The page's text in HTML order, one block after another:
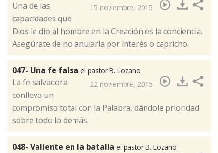
15 noviembre, 2015
​Una de las
capacidades que
Dios le dio al hombre en la Creación es la conciencia.
Asegúrate de no anularla por interés o capricho.
047- Una fe falsa el pastor B. Lozano
22 noviembre, 2015
​La fe salvadora
conlleva un
compromiso total con la Palabra, dándole prioridad
sobre todo lo demás.
048- Valiente en la batalla el pastor B. Lozano